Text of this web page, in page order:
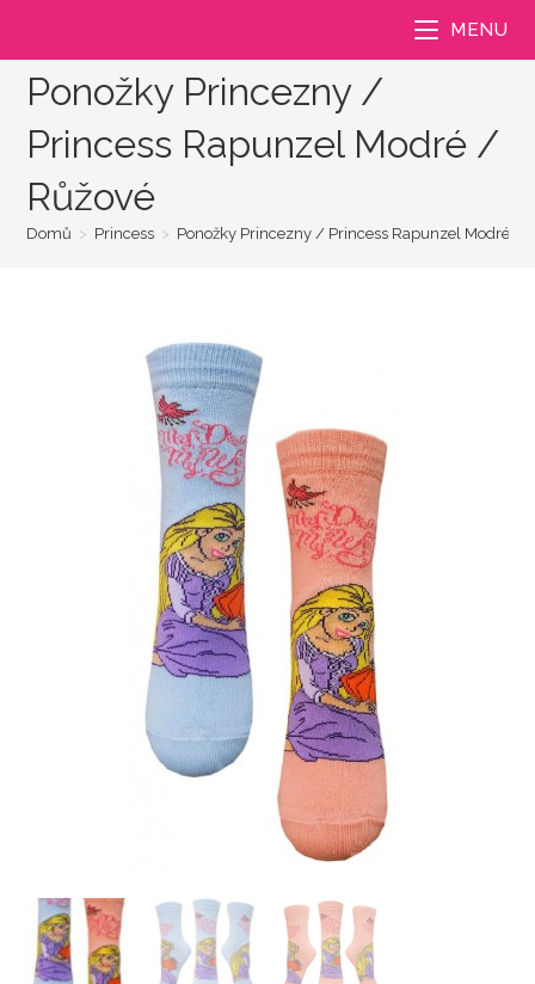
MENU
Ponožky Princezny /
Princess Rapunzel Modré /
Růžové
Domů > Princess > Ponožky Princezny / Princess Rapunzel Modré /